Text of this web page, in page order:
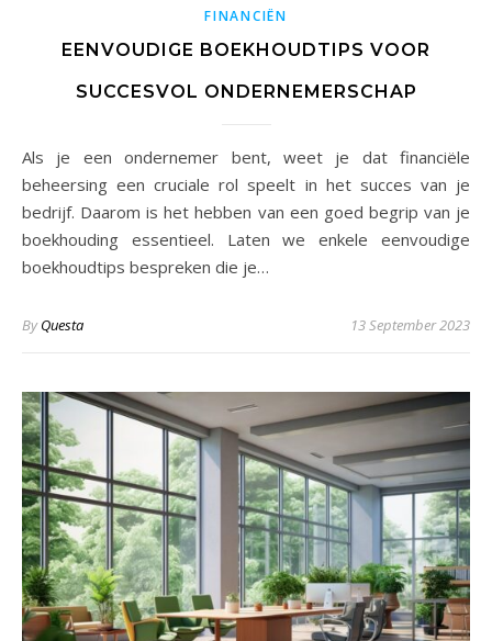
FINANCIËN
EENVOUDIGE BOEKHOUDTIPS VOOR
SUCCESVOL ONDERNEMERSCHAP
Als je een ondernemer bent, weet je dat financiële
beheersing een cruciale rol speelt in het succes van je
bedrijf. Daarom is het hebben van een goed begrip van je
boekhouding essentieel. Laten we enkele eenvoudige
boekhoudtips bespreken die je…
ByQuesta 13 September 2023